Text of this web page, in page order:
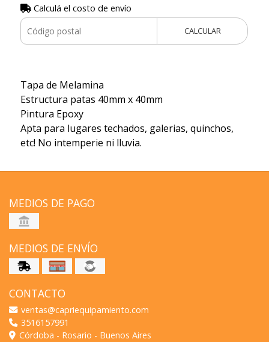
Calculá el costo de envío
CALCULAR
Tapa de Melamina
Estructura patas 40mm x 40mm
Pintura Epoxy
Apta para lugares techados, galerias, quinchos,
etc! No intemperie ni lluvia.
MEDIOS DE PAGO
MEDIOS DE ENVÍO
CONTACTO
ventas@capriequipamiento.com
3516157991
Córdoba - Rosario - Buenos Aires